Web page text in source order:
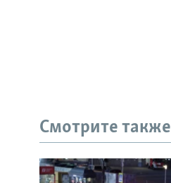
Смотрите также